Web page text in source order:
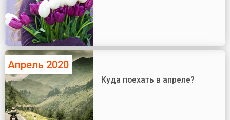
Апрель 2020
Куда поехать в апреле?